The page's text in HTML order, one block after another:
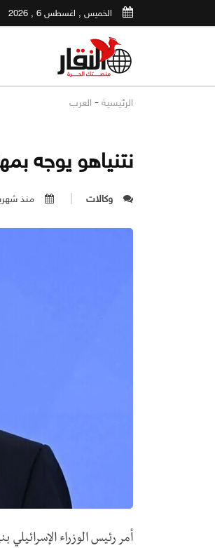
الخميس , اغسطس 6 , 2026
الرئيسية - العرب
نتنياهو يوجه
وكالات منذ
أمر رئيس الوزراء